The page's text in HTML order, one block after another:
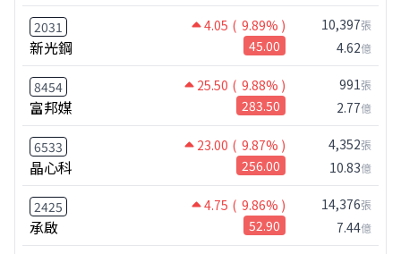
2031 4.05 ( 9.89% )
新光鋼 45.00
10,397張
4.62億
8454 25.50 ( 9.88% )
富邦媒 283.50
991張
2.77億
6533 23.00 ( 9.87% )
晶心科 256.00
4,352張
10.83億
2425 4.75 ( 9.86% )
承啟 52.90
14,376張
7.44億